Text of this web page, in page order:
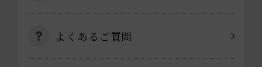
よくあるご質問